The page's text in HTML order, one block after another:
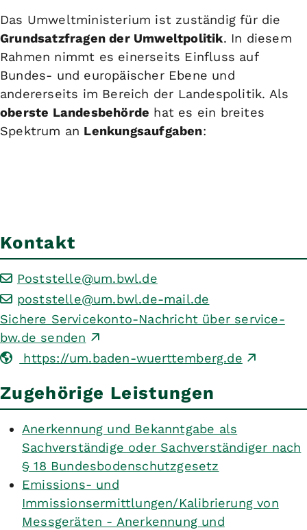
Das Umweltministerium ist zuständig für die
Grundsatzfragen der Umweltpolitik. In diesem
Rahmen nimmt es einerseits Einfluss auf
Bundes- und europäischer Ebene und
andererseits im Bereich der Landespolitik. Als
oberste Landesbehörde hat es ein breites
Spektrum an Lenkungsaufgaben:
Kontakt
Poststelle@um.bwl.de
poststelle@um.bwl.de-mail.de
Sichere Servicekonto-Nachricht über service-
bw.de senden
https://um.baden-wuerttemberg.de
Zugehörige Leistungen
Anerkennung und Bekanntgabe als
Sachverständige oder Sachverständiger nach
§ 18 Bundesbodenschutzgesetz
Emissions- und
Immissionsermittlungen/Kalibrierung von
Messgeräten - Anerkennung und